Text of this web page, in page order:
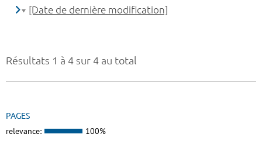
Résultats 1 à 4 sur 4 au total
PAGES
relevance: 100%
[Date de dernière modification]